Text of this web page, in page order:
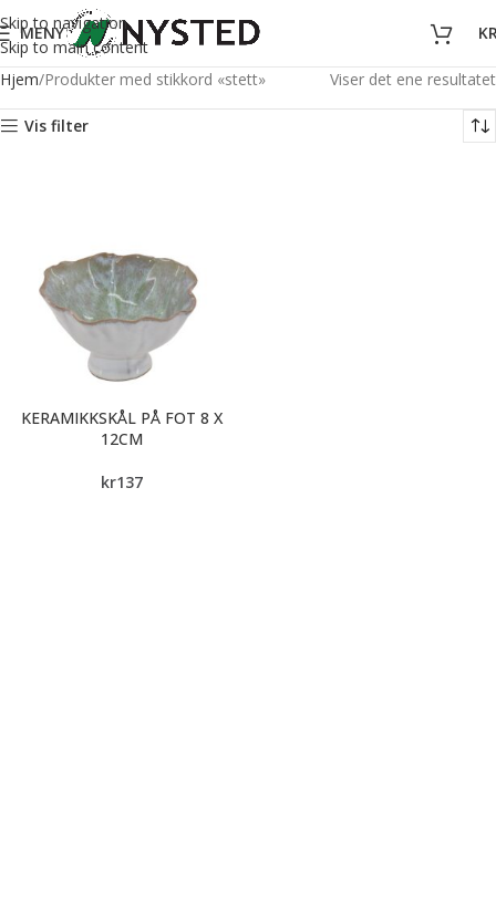
Skip to navigation
Skip to main content
MENY
Hjem Produkter med stikkord «stett» Viser det ene resultatet
Vis filter
KERAMIKKSKÅL PÅ FOT 8 X
12CM
kr137